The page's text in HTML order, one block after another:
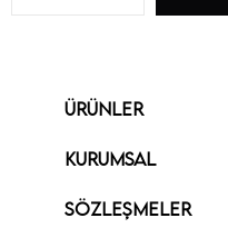
ÜRÜNLER
KURUMSAL
SÖZLEŞMELER